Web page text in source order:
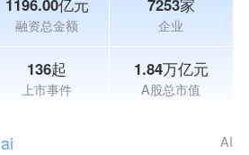
融资总金额 企业
136起
上市事件
1.84万亿元
A股总市值
AI